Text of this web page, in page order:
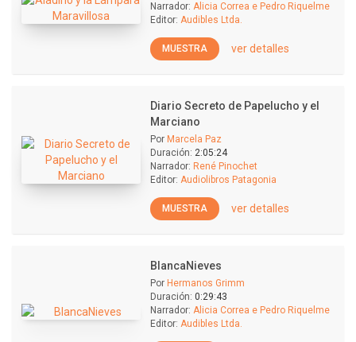
Narrador: Alicia Correa e Pedro Riquelme
Editor: Audibles Ltda.
MUESTRA ver detalles
Diario Secreto de Papelucho y el
Marciano
Por Marcela Paz
Duración: 2:05:24
Narrador: René Pinochet
Editor: Audiolibros Patagonia
MUESTRA ver detalles
BlancaNieves
Por Hermanos Grimm
Duración: 0:29:43
Narrador: Alicia Correa e Pedro Riquelme
Editor: Audibles Ltda.